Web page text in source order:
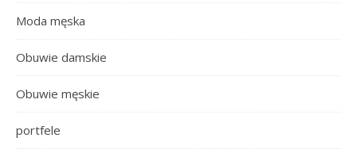
Moda męska
Obuwie damskie
Obuwie męskie
portfele